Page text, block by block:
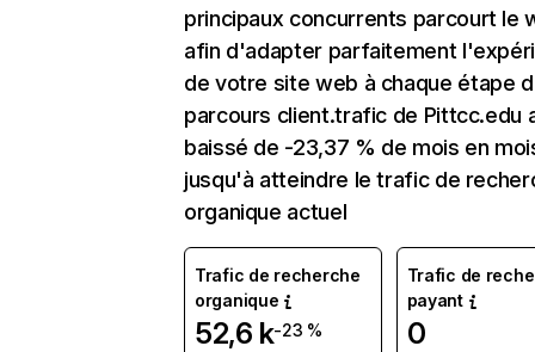
principaux concurrents parcourt le
afin d'adapter parfaitement
de votre site web à chaque étape
parcours client.trafic de Pittcc.edu
baissé de -23,37 % de mois en
jusqu'à atteindre le trafic de
organique actuel
Trafic de recherche
organique
52,6 k-23 %
Trafic de
payant
0